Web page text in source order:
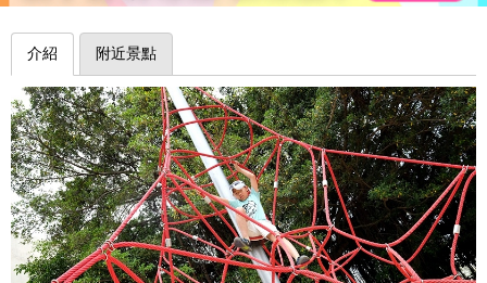
介紹 附近景點